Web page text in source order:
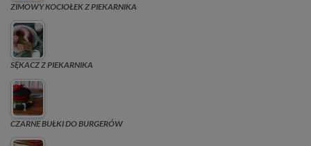
ZIMOWY KOCIOŁEK Z PIEKARNIKA
SĘKACZ Z PIEKARNIKA
CZARNE BUŁKI DO BURGERÓW